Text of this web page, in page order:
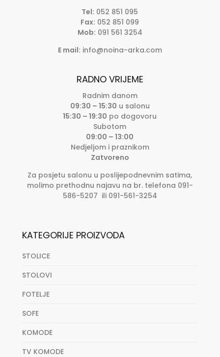
Tel: 052 851 095
Fax: 052 851 099
Mob: 091 561 3254
E mail: info@noina-arka.com
RADNO VRIJEME
Radnim danom
09:30 – 15:30 u salonu
15:30 – 19:30 po dogovoru
Subotom
09:00 – 13:00
Nedjeljom i praznikom
Zatvoreno
Za posjetu salonu u poslijepodnevnim satima,
molimo prethodnu najavu na br. telefona 091-
586-5207 ili 091-561-3254
KATEGORIJE PROIZVODA
STOLICE
STOLOVI
FOTELJE
SOFE
KOMODE
TV KOMODE